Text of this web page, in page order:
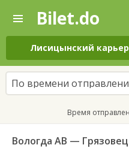
—
Поиск
и
покупка
билетов
на
автобус
онлайн
Bilet.do
Лисицынский карьер
По времени
Время
Вологда АВ —